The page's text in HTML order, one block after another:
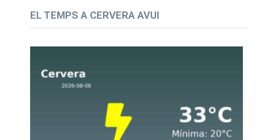
EL TEMPS A CERVERA AVUI